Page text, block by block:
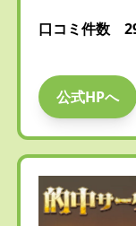
口コミ件数
公式HPへ